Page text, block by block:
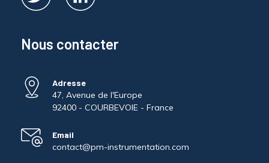
Nous contacter
Adresse
47, Avenue de l'Europe
92400 - COURBEVOIE - France
Email
contact@pm-instrumentation.com